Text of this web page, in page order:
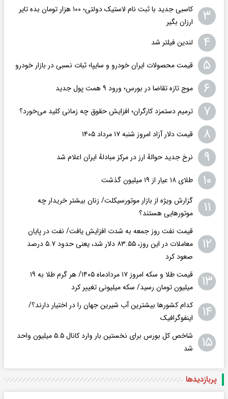
۳
کاسبی جدید با ثبت نام لاستیک دولتی؛ ۱۰۰ هزار تومان بده تایر
ارزان بگیر
۴ لندین فیلتر شد
۵ قیمت محصولات ایران خودرو و سایپا؛ ثبات نسبی در بازار خودرو
۶ موج تازه تقاضا در بورس؛ ورود ۹ همت پول جدید
۷ ترمیم دستمزد کارگران؛ افزایش حقوق چه زمانی کلید می‌خورد؟
۸ قیمت دلار آزاد امروز شنبه ۱۷ مرداد ۱۴۰۵
۹ نرخ جدید حوالهٔ ارز در مرکز مبادلهٔ ایران اعلام شد
۱۰ طلای ۱۸ عیار از ۱۹ میلیون گذشت
۱۱
گزارش ویژه از بازار موتورسیکلت/ زنان بیشتر خریدار چه
موتورهایی هستند؟
۱۲
قیمت نفت روز جمعه به شدت افزایش یافت/ نفت در پایان
معاملات در این روز، ۸۳.۵۵ دلار شد، یعنی حدود ۵.۷ درصد
صعود کرد
۱۳
قیمت طلا و سکه امروز ۱۷ مردادماه ۱۴۰۵/ هر گرم طلا به ۱۹
میلیون تومان رسید/ سکه میلیونی تغییر کرد
۱۴
کدام کشورها بیشترین آب شیرین جهان را در اختیار دارند؟/
اینفوگرافیک
۱۵
شاخص کل بورس برای نخستین بار وارد کانال ۵.۵ میلیون واحد
شد
پربازدید‌ها